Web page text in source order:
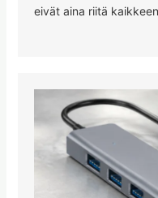
eivät aina riitä